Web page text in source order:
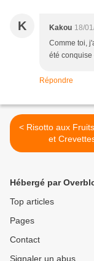
K Kakou 18/
Comme toi,
été conquise
Répondre
< Risotto aux Fruits de mer
et
Hébergé par
Top articles
Pages
Contact
Signaler un abus